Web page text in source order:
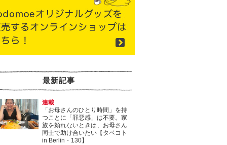
最新記事
連載
「お母さんのひとり時間」を持
つことに「罪悪感」は不要。家
族を頼れないときは、お母さん
同士で助け合いたい【タベコト
in Berlin・130】